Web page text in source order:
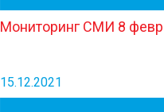
Мониторинг СМИ 8
15.12.2021